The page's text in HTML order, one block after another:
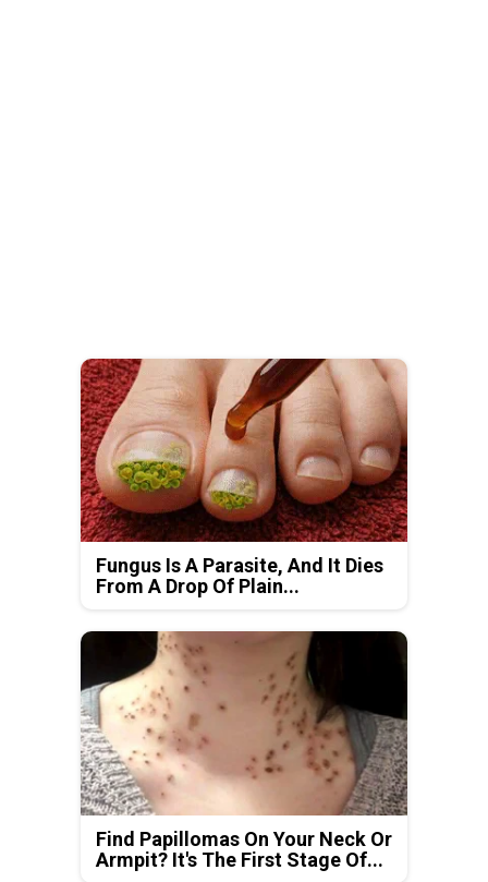
Fungus Is A Parasite, And It Dies
From A Drop Of Plain...
Find Papillomas On Your Neck Or
Armpit? It's The First Stage Of...